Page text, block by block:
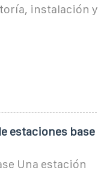
instalación y
estaciones base
Una estación